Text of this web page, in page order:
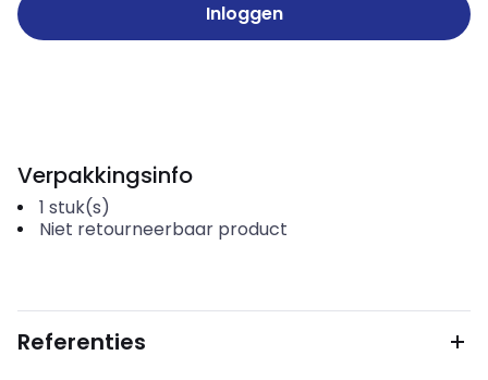
Inloggen
Verpakkingsinfo
1 stuk(s)
Niet retourneerbaar product
Referenties